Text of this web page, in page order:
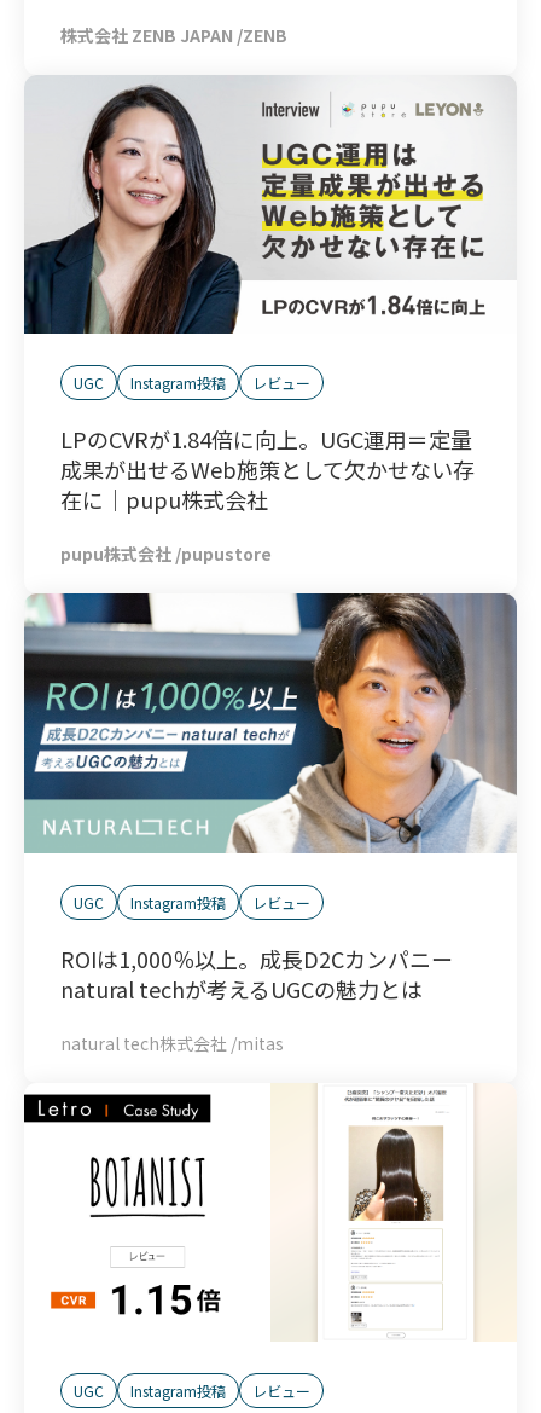
株式会社 ZENB JAPAN /ZENB
UGC Instagram投稿 レビュー
LPのCVRが1.84倍に向上。UGC運用＝定量
成果が出せるWeb施策として欠かせない存
在に｜pupu株式会社
pupu株式会社 /pupustore
UGC Instagram投稿 レビュー
ROIは1,000％以上。成長D2Cカンパニー
natural techが考えるUGCの魅力とは
natural tech株式会社 /mitas
UGC Instagram投稿 レビュー